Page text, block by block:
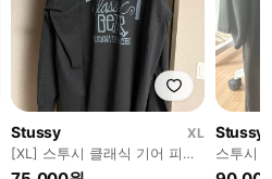
Stussy
XL
[XL] 스투시 클래식 기어 피그
먼트 다이드 롱슬리브
Stussy
스투시